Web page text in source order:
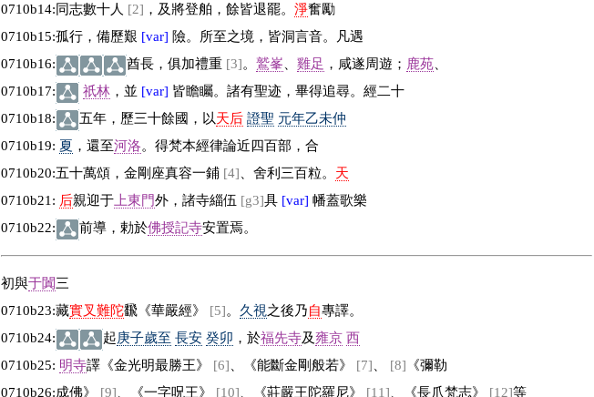
0710b14:同志數十人 [2] ，及將登舶，餘皆退罷。淨奮勵
0710b15:孤行，備歷艱 [var] 險。所至之境，皆洞言音。凡遇
0710b16:
酋長，俱加禮重 [3]。鷲峯 、雞足 ，咸遂周遊； 鹿苑
0710b17:
祇林 ，並 [var] 皆瞻矚。諸有聖迹，畢得追尋。經二十
0710b18:
五年，歷三十餘國，以天后 證聖 元年乙未仲
0710b19: 夏 ，還至河洛。得梵本經律論近四百部，合
0710b20:五十萬頌，金剛座真容一鋪 [4] 、舍利三百粒。 天
0710b21: 后親迎于 上東門外，諸寺緇伍 [g3]具 [var]幡蓋歌樂
0710b22:
前導，勅於佛授記寺安置焉。
初與于闐三
0710b23:藏實叉難陀飜《華嚴經》 [5]。 久視之後乃自專譯。
0710b24:
起庚子歲至 長安 癸卯 ，於福先寺及雍京 西
0710b25: 明寺譯《金光明最勝王》 [6]、《能斷金剛般若》 [7]、 [8] 《彌勒
0710b26:成佛》 [9]、《一字呪王》 [10]、《莊嚴王陀羅尼》 [11]、《長爪梵志》 [12]等